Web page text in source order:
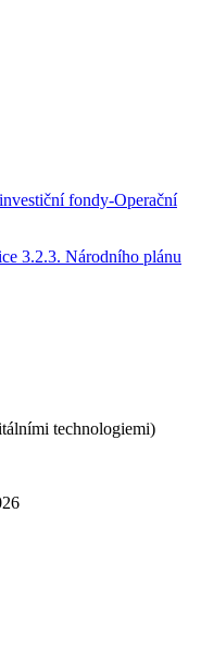
fondy-Operační
3.2.3. Národního plánu
technologiemi)